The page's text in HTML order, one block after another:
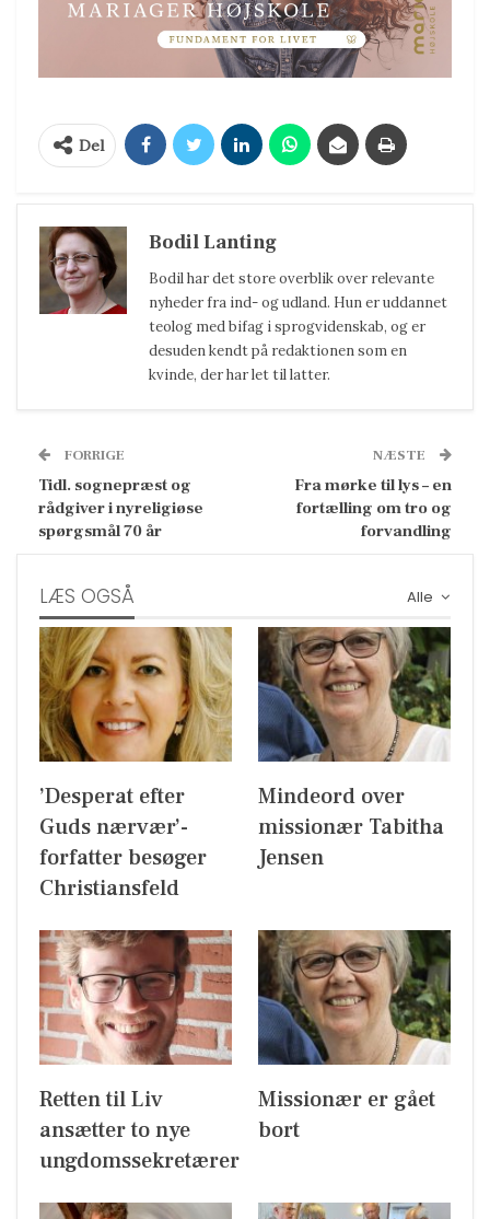
Del
Bodil Lanting
Bodil har det store overblik over relevante
nyheder fra ind- og udland. Hun er uddannet
teolog med bifag i sprogvidenskab, og er
desuden kendt på redaktionen som en
kvinde, der har let til latter.
FORRIGE
Tidl. sognepræst og
rådgiver i nyreligiøse
spørgsmål 70 år
NÆSTE
Fra mørke til lys – en
fortælling om tro og
forvandling
Alle
LÆS OGSÅ
’Desperat efter
Guds nærvær’-
forfatter besøger
Christiansfeld
Mindeord over
missionær Tabitha
Jensen
Retten til Liv
ansætter to nye
ungdomssekretærer
Missionær er gået
bort